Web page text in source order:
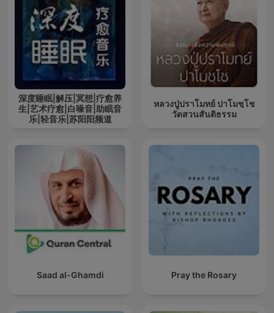
深度睡眠|解压|冥想|疗愈养
生|艺术疗愈|白噪音|助眠音
乐|轻音乐|苏阳阳频道
หลวงปู่ปราโมทย์ ปาโมชฺโช
วัดสวนสันติธรรม
Saad al-Ghamdi Pray the Rosary